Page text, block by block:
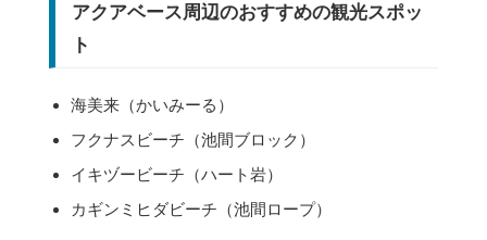
アクアベース周辺のおすすめの観光スポッ
ト
海美来（かいみーる）
フクナスビーチ（池間ブロック）
イキヅービーチ（ハート岩）
カギンミヒダビーチ（池間ロープ）